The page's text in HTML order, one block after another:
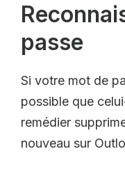
passe
Si votre mot de
possible que
remédier
nouveau sur